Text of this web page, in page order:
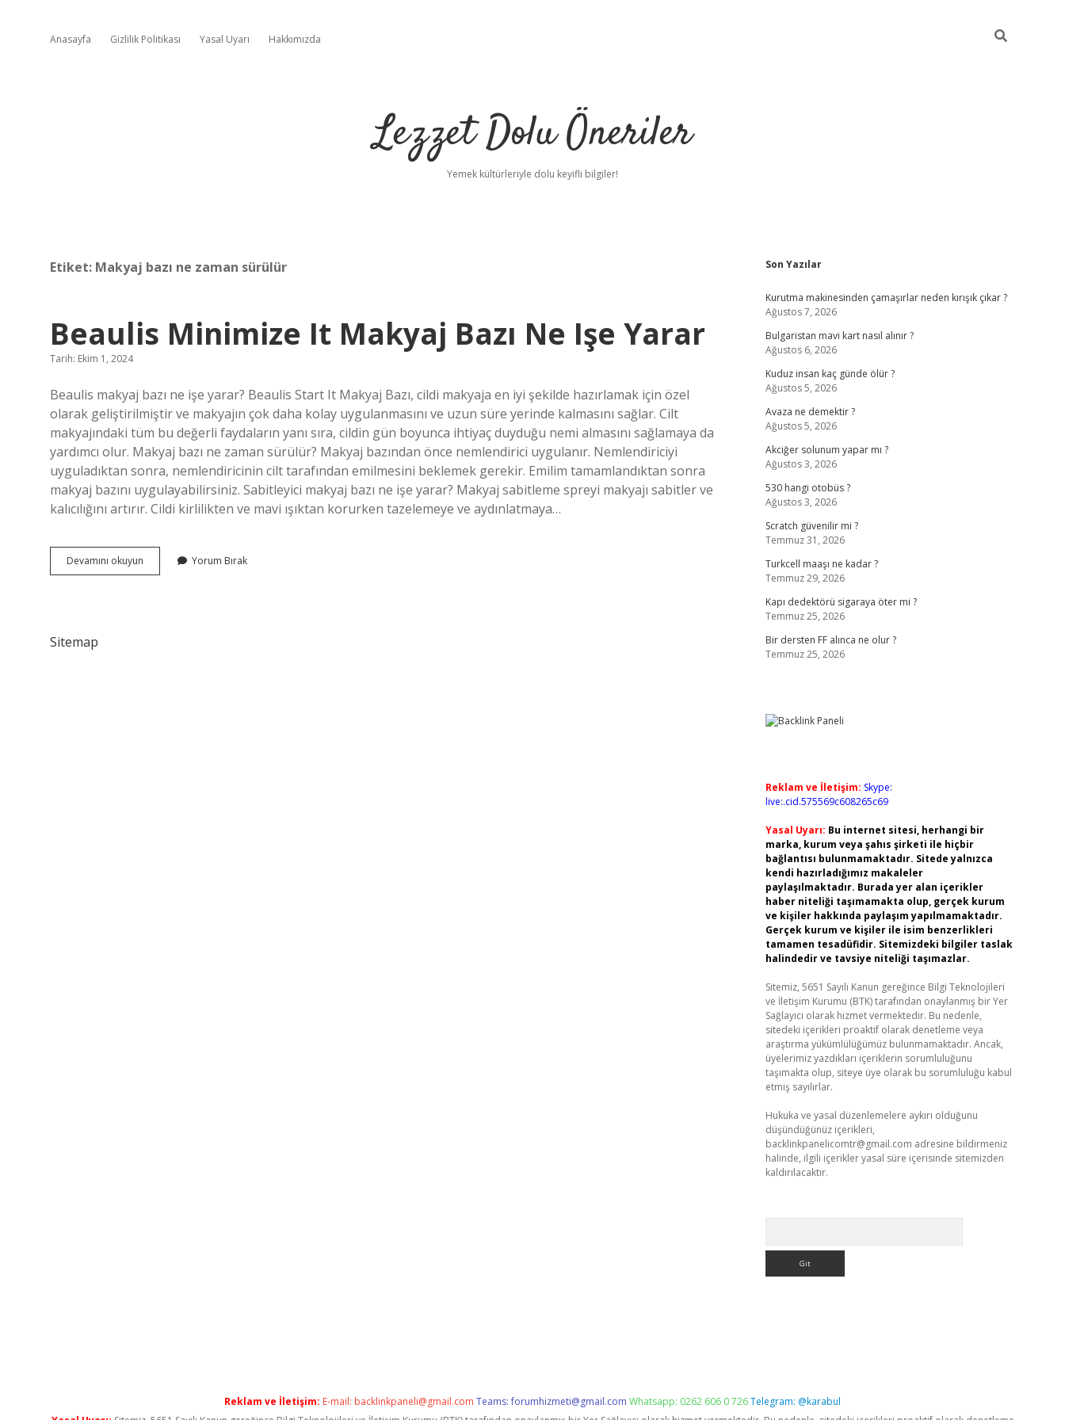
Anasayfa Gizlilik Politikası Yasal Uyarı Hakkımızda
Lezzet Dolu Öneriler
Yemek kültürleriyle dolu keyifli bilgiler!
Etiket: Makyaj bazı ne zaman sürülür
Beaulis Minimize It Makyaj Bazı Ne Işe Yarar
Tarih: Ekim 1, 2024
Beaulis makyaj bazı ne işe yarar? Beaulis Start It Makyaj Bazı, cildi makyaja en iyi şekilde hazırlamak için özel
olarak geliştirilmiştir ve makyajın çok daha kolay uygulanmasını ve uzun süre yerinde kalmasını sağlar. Cilt
makyajındaki tüm bu değerli faydaların yanı sıra, cildin gün boyunca ihtiyaç duyduğu nemi almasını sağlamaya da
yardımcı olur. Makyaj bazı ne zaman sürülür? Makyaj bazından önce nemlendirici uygulanır. Nemlendiriciyi
uyguladıktan sonra, nemlendiricinin cilt tarafından emilmesini beklemek gerekir. Emilim tamamlandıktan sonra
makyaj bazını uygulayabilirsiniz. Sabitleyici makyaj bazı ne işe yarar? Makyaj sabitleme spreyi makyajı sabitler ve
kalıcılığını artırır. Cildi kirlilikten ve mavi ışıktan korurken tazelemeye ve aydınlatmaya…
Devamını okuyun
Minimize
Yorum Bırak
Sitemap
Sidebar
Son Yazılar
Kurutma makinesinden çamaşırlar neden kırışık çıkar ?
Ağustos 7, 2026
Bulgaristan mavi kart nasıl alınır ?
Ağustos 6, 2026
Kuduz insan kaç günde ölür ?
Ağustos 5, 2026
Avaza ne demektir ?
Ağustos 5, 2026
Akciğer solunum yapar mı ?
Ağustos 3, 2026
530 hangi otobüs ?
Ağustos 3, 2026
Scratch güvenilir mi ?
Temmuz 31, 2026
Turkcell maaşı ne kadar ?
Temmuz 29, 2026
Kapı dedektörü sigaraya öter mi ?
Temmuz 25, 2026
Bir dersten FF alınca ne olur ?
Temmuz 25, 2026
Reklam ve İletişim: Skype:
live:.cid.575569c608265c69
Yasal Uyarı: Bu internet sitesi, herhangi bir
marka, kurum veya şahıs şirketi ile hiçbir
bağlantısı bulunmamaktadır. Sitede yalnızca
kendi hazırladığımız makaleler
paylaşılmaktadır. Burada yer alan içerikler
haber niteliği taşımamakta olup, gerçek kurum
ve kişiler hakkında paylaşım yapılmamaktadır.
Gerçek kurum ve kişiler ile isim benzerlikleri
tamamen tesadüfidir. Sitemizdeki bilgiler taslak
halindedir ve tavsiye niteliği taşımazlar.
Sitemiz, 5651 Sayılı Kanun gereğince Bilgi Teknolojileri
ve İletişim Kurumu (BTK) tarafından onaylanmış bir Yer
Sağlayıcı olarak hizmet vermektedir. Bu nedenle,
sitedeki içerikleri proaktif olarak denetleme veya
araştırma yükümlülüğümüz bulunmamaktadır. Ancak,
üyelerimiz yazdıkları içeriklerin sorumluluğunu
taşımakta olup, siteye üye olarak bu sorumluluğu kabul
etmiş sayılırlar.
Hukuka ve yasal düzenlemelere aykırı olduğunu
düşündüğünüz içerikleri,
backlinkpanelicomtr@gmail.com adresine bildirmeniz
halinde, ilgili içerikler yasal süre içerisinde sitemizden
kaldırılacaktır.
betci
Reklam ve İletişim: E-mail: backlinkpaneli@gmail.com Teams:forumhizmeti@gmail.com Whatsapp: 0262 606 0 726Telegram: @karabul